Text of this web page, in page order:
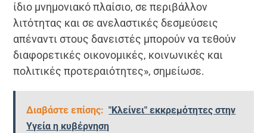
ίδιο μνημονιακό πλαίσιο, σε περιβάλλον
λιτότητας και σε ανελαστικές δεσμεύσεις
απέναντι στους δανειστές μπορούν να τεθούν
διαφορετικές οικονομικές, κοινωνικές και
πολιτικές προτεραιότητες», σημείωσε.
Διαβάστε επίσης: "Κλείνει" εκκρεμότητες στην
Υγεία η κυβέρνηση